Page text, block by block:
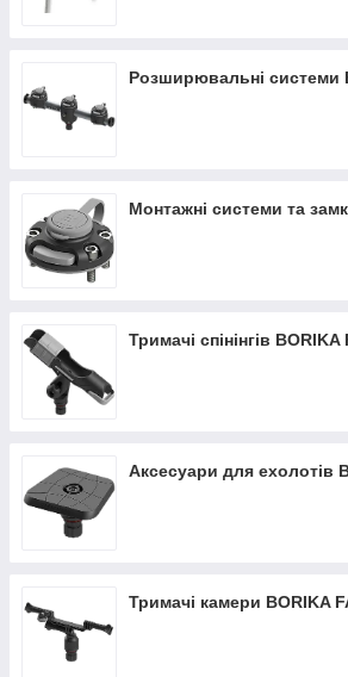
Розширювальні системи
Монтажні системи та
Тримачі спінінгів BORIKA
Аксесуари для ехолотів
Тримачі камери BORIKA